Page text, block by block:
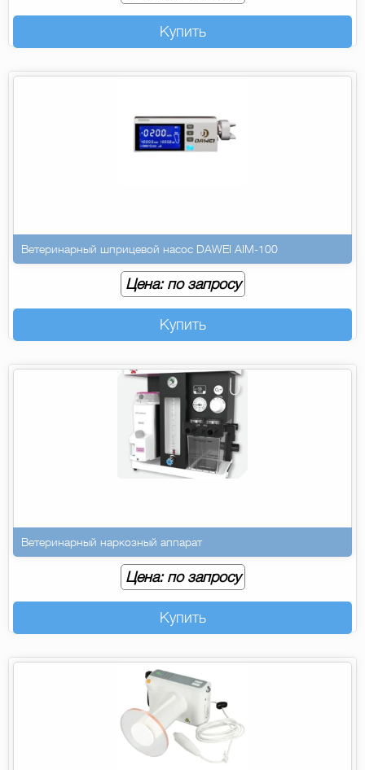
Купить
Ветеринарный шприцевой насос DAWEI AIM-100
Цена: по запросу
Купить
Ветеринарный наркозный аппарат
Цена: по запросу
Купить